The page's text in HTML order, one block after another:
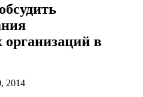
организаций в
2014